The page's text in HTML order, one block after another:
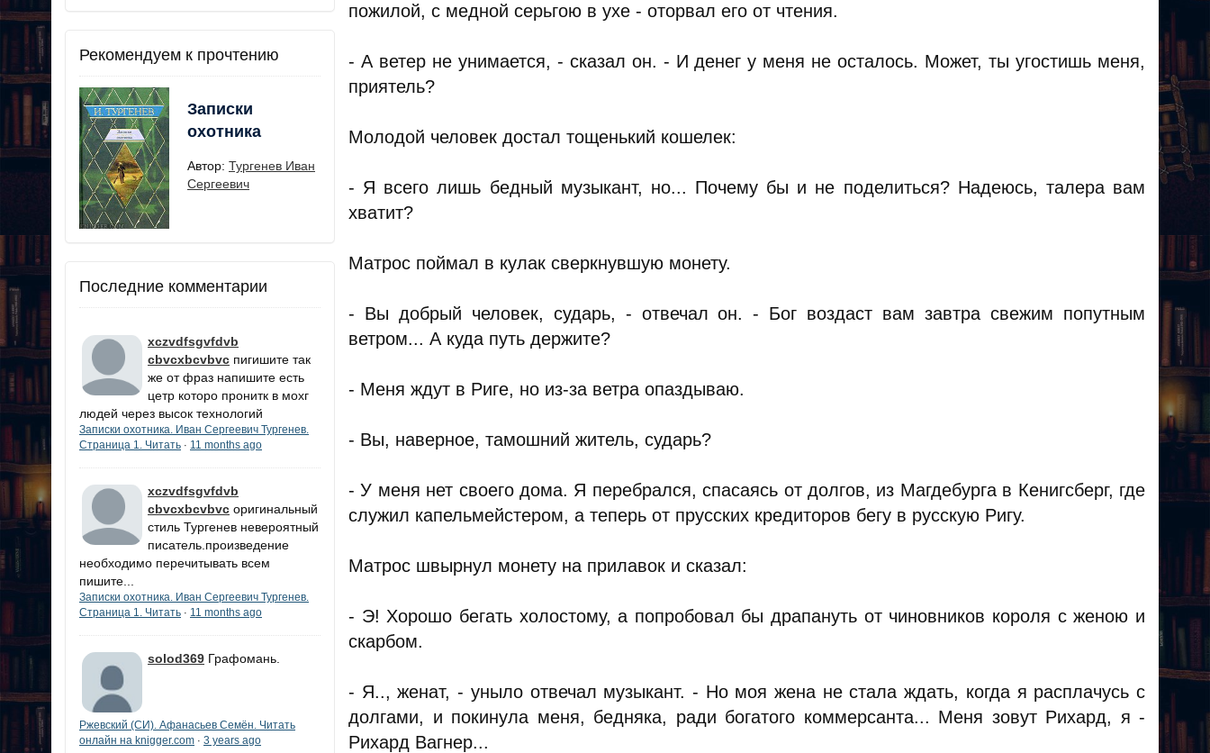
Рекомендуем к прочтению
Записки
охотника
Автор: Тургенев Иван
Сергеевич
Последние комментарии
xczvdfsgvfdvb
cbvcxbcvbvc пигишите так
же от фраз напишите есть
цетр которо пронитк в мохг
людей через высок технологий
Записки охотника. Иван Сергеевич Тургенев.
Страница 1. Читать · 11 months ago
xczvdfsgvfdvb
cbvcxbcvbvc оригинальный
стиль Тургенев невероятный
писатель.произведение
необходимо перечитывать всем
пишите...
Записки охотника. Иван Сергеевич Тургенев.
Страница 1. Читать · 11 months ago
solod369 Графомань.
Ржевский (СИ). Афанасьев Семён. Читать
онлайн на knigger.com · 3 years ago
пожилой, с медной серьгою в ухе - оторвал его от чтения.
- А ветер не унимается, - сказал он. - И денег у меня не осталось. Может, ты угостишь меня,
приятель?
Молодой человек достал тощенький кошелек:
- Я всего лишь бедный музыкант, но... Почему бы и не поделиться? Надеюсь, талера вам
хватит?
Матрос поймал в кулак сверкнувшую монету.
- Вы добрый человек, сударь, - отвечал он. - Бог воздаст вам завтра свежим попутным
ветром... А куда путь держите?
- Меня ждут в Риге, но из-за ветра опаздываю.
- Вы, наверное, тамошний житель, сударь?
- У меня нет своего дома. Я перебрался, спасаясь от долгов, из Магдебурга в Кенигсберг, где
служил капельмейстером, а теперь от прусских кредиторов бегу в русскую Ригу.
Матрос швырнул монету на прилавок и сказал:
- Э! Хорошо бегать холостому, а попробовал бы драпануть от чиновников короля с женою и
скарбом.
- Я.., женат, - уныло отвечал музыкант. - Но моя жена не стала ждать, когда я расплачусь с
долгами, и покинула меня, бедняка, ради богатого коммерсанта... Меня зовут Рихард, я -
Рихард Вагнер...